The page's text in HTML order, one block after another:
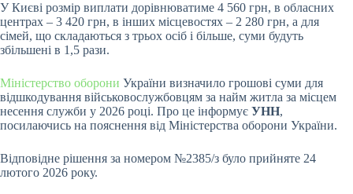
У Києві розмір виплати дорівнюватиме 4 560 грн, в обласних
центрах – 3 420 грн, в інших місцевостях – 2 280 грн, а для
сімей, що складаються з трьох осіб і більше, суми будуть
збільшені в 1,5 рази.
Міністерство оборони України визначило грошові суми для
відшкодування військовослужбовцям за найм житла за місцем
несення служби у 2026 році. Про це інформує УНН,
посилаючись на пояснення від Міністерства оборони України.
Відповідне рішення за номером №2385/з було прийняте 24
лютого 2026 року.